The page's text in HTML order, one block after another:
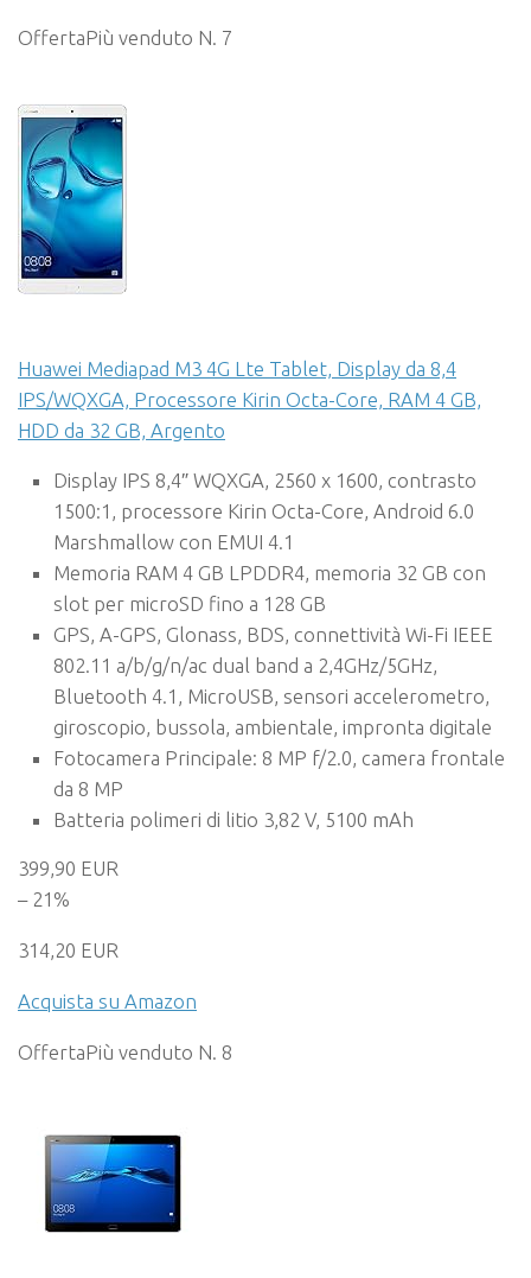
OffertaPiù venduto N. 7
Huawei Mediapad M3 4G Lte Tablet, Display da 8,4
IPS/WQXGA, Processore Kirin Octa-Core, RAM 4 GB,
HDD da 32 GB, Argento
Display IPS 8,4″ WQXGA, 2560 x 1600, contrasto
1500:1, processore Kirin Octa-Core, Android 6.0
Marshmallow con EMUI 4.1
Memoria RAM 4 GB LPDDR4, memoria 32 GB con
slot per microSD fino a 128 GB
GPS, A-GPS, Glonass, BDS, connettività Wi-Fi IEEE
802.11 a/b/g/n/ac dual band a 2,4GHz/5GHz,
Bluetooth 4.1, MicroUSB, sensori accelerometro,
giroscopio, bussola, ambientale, impronta digitale
Fotocamera Principale: 8 MP f/2.0, camera frontale
da 8 MP
Batteria polimeri di litio 3,82 V, 5100 mAh
399,90 EUR
– 21%
314,20 EUR
Acquista su Amazon
OffertaPiù venduto N. 8